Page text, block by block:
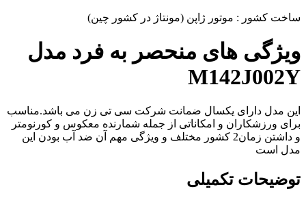
ساخت کشور : موتور ژاپن (مونتاژ در کشور چین)
ویژگی های منحصر به فرد مدل
M142J002Y
این مدل دارای یکسال ضمانت شرکت سی تی زن می باشد.مناسب
برای ورزشکاران و امکاناتی از جمله شمارنده معکوس و کورنومتر
و داشتن زمان2 کشور مختلف و ویژگی مهم آن ضد آب بودن این
مدل است
توضیحات تکمیلی